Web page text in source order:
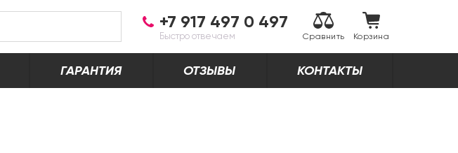
+7 917 497 0 497
Быстро отвечаем Сравнить Корзина
ГАРАНТИЯ ОТЗЫВЫ КОНТАКТЫ